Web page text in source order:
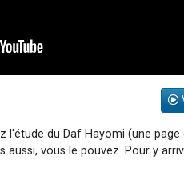
l'étude du Daf Hayomi (une page
aussi, vous le pouvez. Pour y